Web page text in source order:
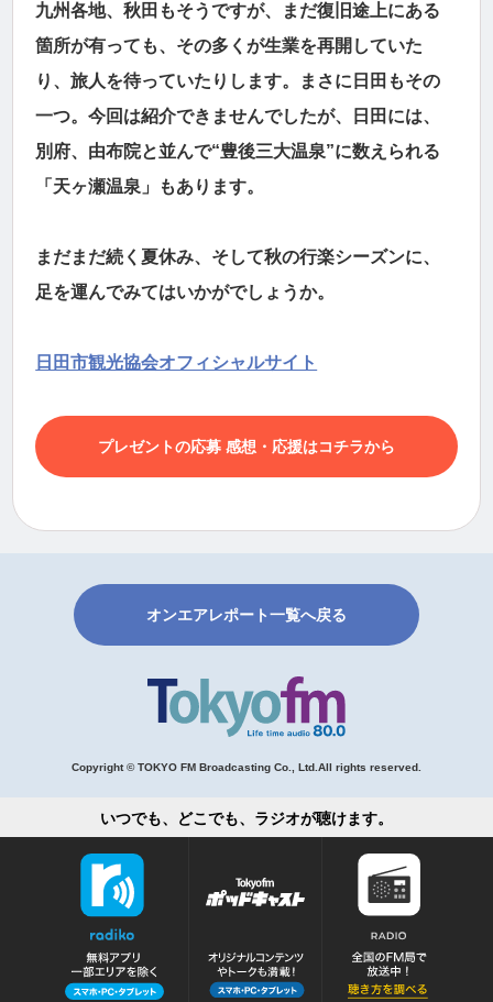
九州各地、秋田もそうですが、まだ復旧途上にある
箇所が有っても、その多くが生業を再開していた
り、旅人を待っていたりします。まさに日田もその
一つ。今回は紹介できませんでしたが、日田には、
別府、由布院と並んで“豊後三大温泉”に数えられる
「天ヶ瀬温泉」もあります。
まだまだ続く夏休み、そして秋の行楽シーズンに、
足を運んでみてはいかがでしょうか。
日田市観光協会オフィシャルサイト
プレゼントの応募 感想・応援はコチラから
オンエアレポート一覧へ戻る
Copyright © TOKYO FM Broadcasting Co., Ltd.All rights reserved.
いつでも、どこでも、ラジオが聴けます。